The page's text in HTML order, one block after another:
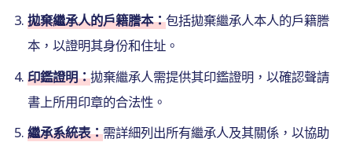
拋棄繼承人的戶籍謄本：包括拋棄繼承人本人的戶籍謄
本，以證明其身份和住址。
印鑑證明：拋棄繼承人需提供其印鑑證明，以確認聲請
書上所用印章的合法性。
繼承系統表：需詳細列出所有繼承人及其關係，以協助